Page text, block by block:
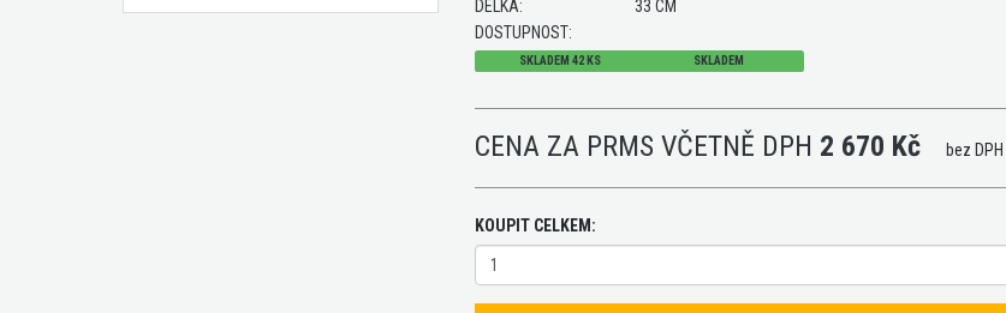
DÉLKA:
33 CM
DOSTUPNOST:
SKLADEM 42 KS SKLADEM
CENA ZA PRMS VČETNĚ DPH 2 670 Kč bez
KOUPIT CELKEM: